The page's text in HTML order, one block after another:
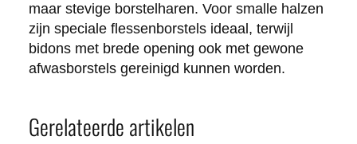
maar stevige borstelharen. Voor smalle halzen
zijn speciale flessenborstels ideaal, terwijl
bidons met brede opening ook met gewone
afwasborstels gereinigd kunnen worden.
Gerelateerde artikelen